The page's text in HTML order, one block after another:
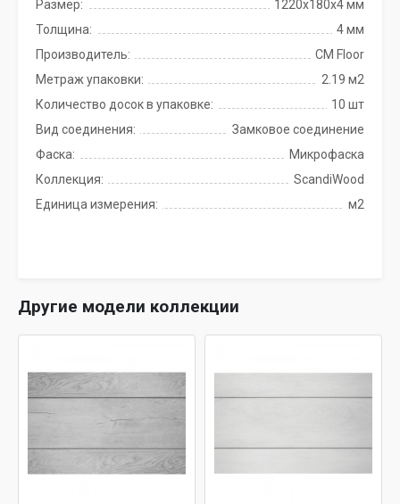
Размер:
1220х180х4 мм
Толщина:
4 мм
Производитель:
CM Floor
Метраж упаковки:
2.19 м2
Количество досок в упаковке:
10 шт
Вид соединения:
Замковое соединение
Фаска:
Микрофаска
Коллекция:
ScandiWood
Единица измерения:
м2
Другие модели коллекции